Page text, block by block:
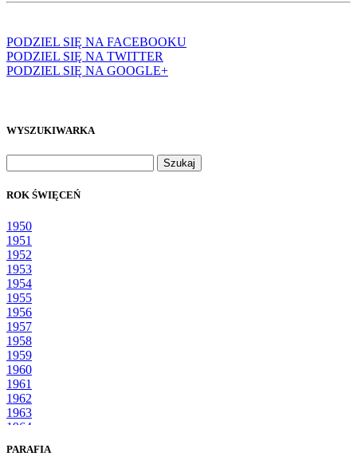
PODZIEL SIĘ NA FACEBOOKU
PODZIEL SIĘ NA TWITTER
PODZIEL SIĘ NA GOOGLE+
WYSZUKIWARKA
ROK ŚWIĘCEŃ
1950
1951
1952
1953
1954
1955
1956
1957
1958
1959
1960
1961
1962
1963
1964
1966
PARAFIA